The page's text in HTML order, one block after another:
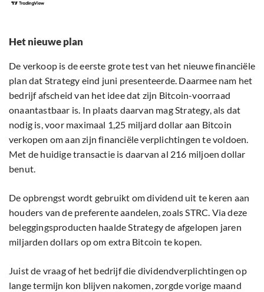
Het nieuwe plan
De verkoop is de eerste grote test van het nieuwe financiële
plan dat Strategy eind juni presenteerde. Daarmee nam het
bedrijf afscheid van het idee dat zijn Bitcoin-voorraad
onaantastbaar is. In plaats daarvan mag Strategy, als dat
nodig is, voor maximaal 1,25 miljard dollar aan Bitcoin
verkopen om aan zijn financiële verplichtingen te voldoen.
Met de huidige transactie is daarvan al 216 miljoen dollar
benut.
De opbrengst wordt gebruikt om dividend uit te keren aan
houders van de preferente aandelen, zoals STRC. Via deze
beleggingsproducten haalde Strategy de afgelopen jaren
miljarden dollars op om extra Bitcoin te kopen.
Juist de vraag of het bedrijf die dividendverplichtingen op
lange termijn kon blijven nakomen, zorgde vorige maand